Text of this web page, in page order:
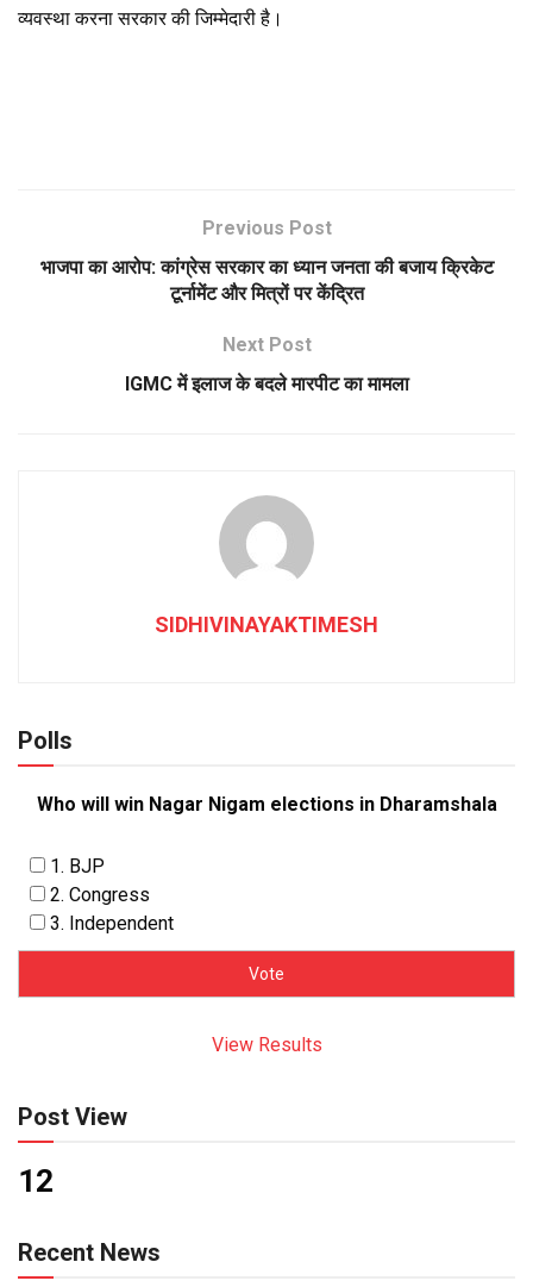
व्यवस्था करना सरकार की जिम्मेदारी है।
Previous Post
भाजपा का आरोप: कांग्रेस सरकार का ध्यान जनता की बजाय क्रिकेट
टूर्नामेंट और मित्रों पर केंद्रित
Next Post
IGMC में इलाज के बदले मारपीट का मामला
SIDHIVINAYAKTIMESH
Polls
Who will win Nagar Nigam elections in Dharamshala
1. BJP
2. Congress
3. Independent
View Results
Post View
12
Recent News